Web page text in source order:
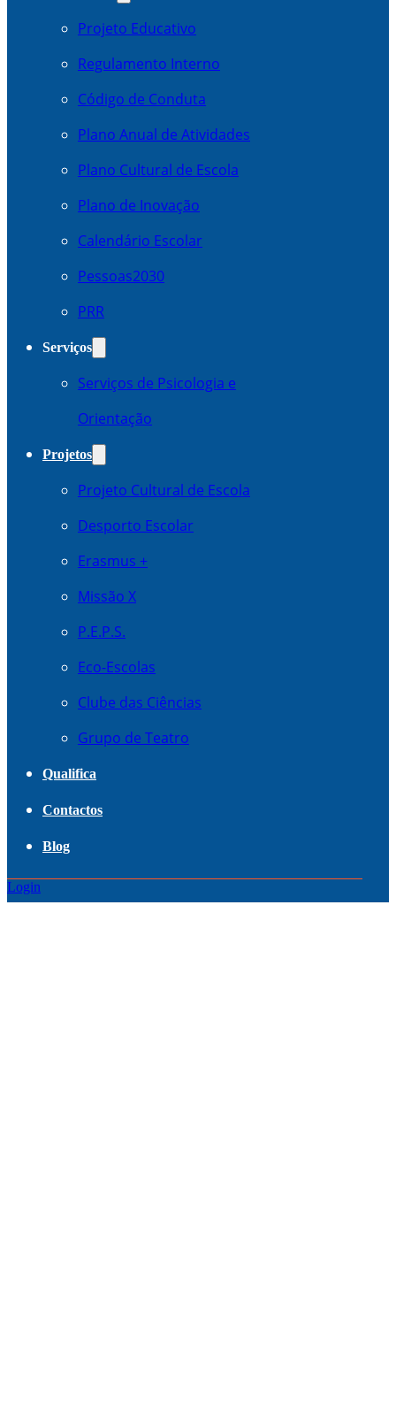
Projeto Educativo
Regulamento Interno
Código de Conduta
Plano Anual de Atividades
Plano Cultural de Escola
Plano de Inovação
Calendário Escolar
Pessoas2030
PRR
Serviços
Serviços de Psicologia e
Orientação
Projetos
Projeto Cultural de Escola
Desporto Escolar
Erasmus +
Missão X
P.E.P.S.
Eco-Escolas
Clube das Ciências
Grupo de Teatro
Qualifica
Contactos
Blog
Login